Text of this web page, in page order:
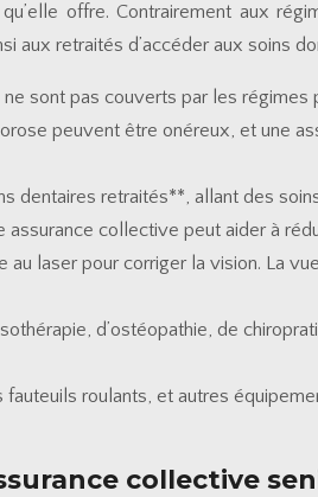
offre. Contrairement aux
aux retraités d’accéder aux soins
sont pas couverts par les
peuvent être onéreux, et une
dentaires retraités**, allant des
collective peut aider à
laser pour corriger la vision. La
d’ostéopathie, de
roulants, et autres
collective